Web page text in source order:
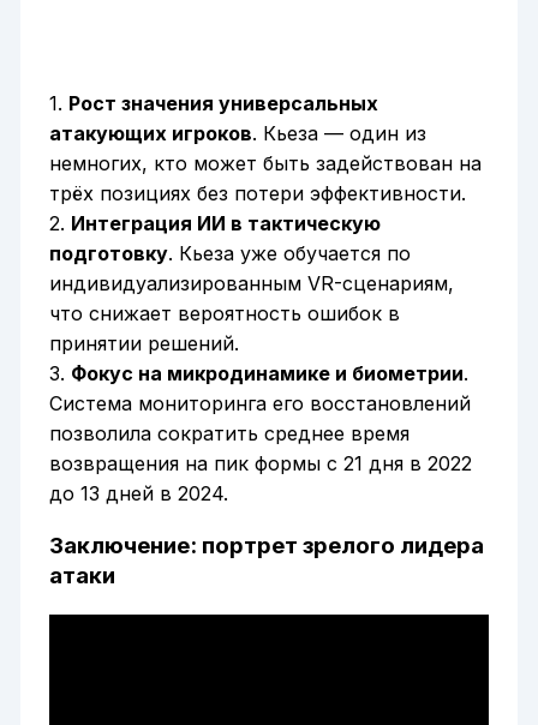
1. Рост значения универсальных
атакующих игроков. Кьеза — один из
немногих, кто может быть задействован на
трёх позициях без потери эффективности.
2. Интеграция ИИ в тактическую
подготовку. Кьеза уже обучается по
индивидуализированным VR-сценариям,
что снижает вероятность ошибок в
принятии решений.
3. Фокус на микродинамике и биометрии.
Система мониторинга его восстановлений
позволила сократить среднее время
возвращения на пик формы с 21 дня в 2022
до 13 дней в 2024.
Заключение: портрет зрелого лидера
атаки